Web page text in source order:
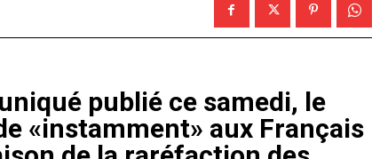
publié ce samedi, le
«instamment» aux Français